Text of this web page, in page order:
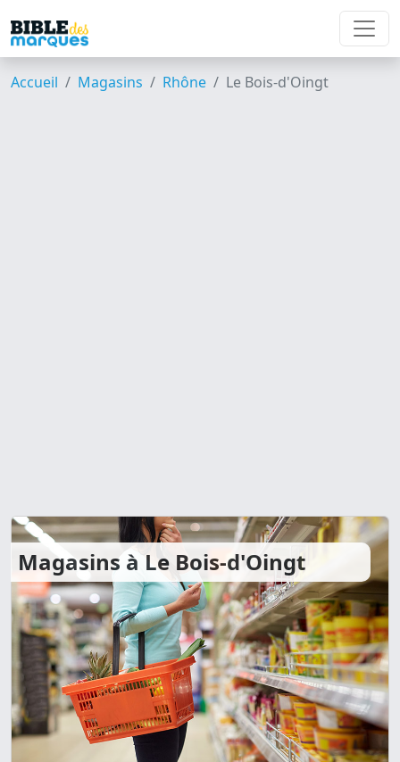
Accueil Magasins Rhône Le Bois-d'Oingt
Magasins à Le Bois-d'Oingt